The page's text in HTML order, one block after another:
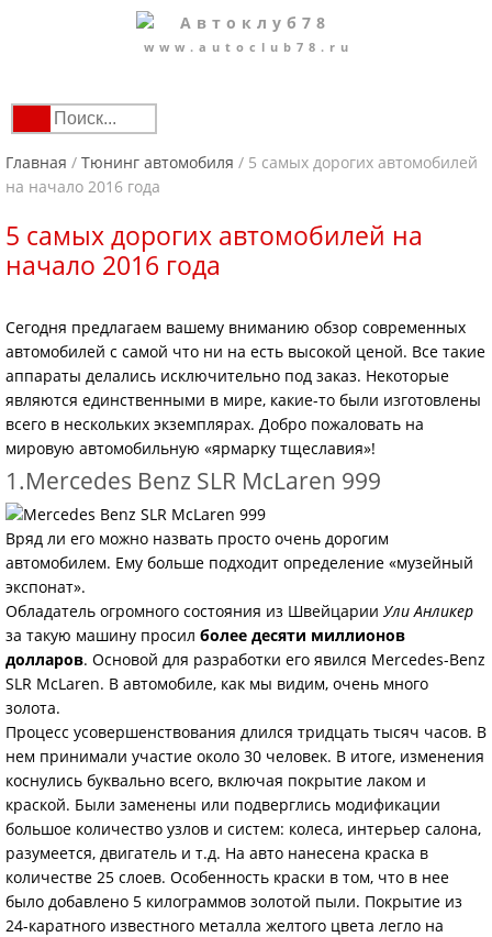
www.autoclub78.ru
Главная / Тюнинг автомобиля / 5 самых дорогих автомобилей
на начало 2016 года
5 самых дорогих автомобилей на
начало 2016 года
Сегодня предлагаем вашему вниманию обзор современных
автомобилей с самой что ни на есть высокой ценой. Все такие
аппараты делались исключительно под заказ. Некоторые
являются единственными в мире, какие-то были изготовлены
всего в нескольких экземплярах. Добро пожаловать на
мировую автомобильную «ярмарку тщеславия»!
1.Mercedes Benz SLR McLaren 999
Вряд ли его можно назвать просто очень дорогим
автомобилем. Ему больше подходит определение «музейный
экспонат».
Обладатель огромного состояния из Швейцарии Ули Анликер
за такую машину просил более десяти миллионов
долларов. Основой для разработки его явился Mercedes-Benz
SLR McLaren. В автомобиле, как мы видим, очень много
золота.
Процесс усовершенствования длился тридцать тысяч часов. В
нем принимали участие около 30 человек. В итоге, изменения
коснулись буквально всего, включая покрытие лаком и
краской. Были заменены или подверглись модификации
большое количество узлов и систем: колеса, интерьер салона,
разумеется, двигатель и т.д. На авто нанесена краска в
количестве 25 слоев. Особенность краски в том, что в нее
было добавлено 5 килограммов золотой пыли. Покрытие из
24-каратного известного металла желтого цвета легло на